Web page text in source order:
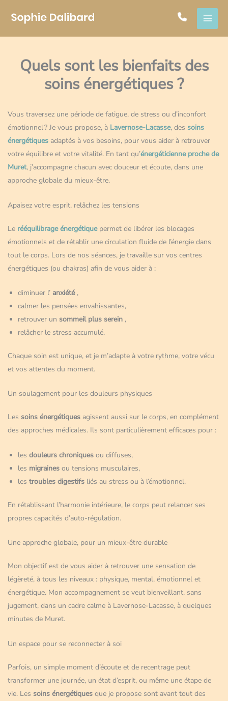
Quels sont les bienfaits des
soins énergétiques ?
Vous traversez une période de fatigue, de stress ou d’inconfort
émotionnel ? Je vous propose, à Lavernose-Lacasse, des soins
énergétiques adaptés à vos besoins, pour vous aider à retrouver
votre équilibre et votre vitalité. En tant qu’énergéticienne proche de
Muret, j’accompagne chacun avec douceur et écoute, dans une
approche globale du mieux-être.
Apaisez votre esprit, relâchez les tensions
Le rééquilibrage énergétiquepermet de libérer les blocages
émotionnels et de rétablir une circulation fluide de l’énergie dans
tout le corps. Lors de nos séances, je travaille sur vos centres
énergétiques (ou chakras) afin de vous aider à :
diminuer l’ anxiété ,
calmer les pensées envahissantes,
retrouver un sommeil plus serein ,
relâcher le stress accumulé.
Chaque soin est unique, et je m’adapte à votre rythme, votre vécu
et vos attentes du moment.
Un soulagement pour les douleurs physiques
Les soins énergétiques agissent aussi sur le corps, en complément
des approches médicales. Ils sont particulièrement efficaces pour :
les douleurs chroniques ou diffuses,
les migraines ou tensions musculaires,
les troubles digestifs liés au stress ou à l’émotionnel.
En rétablissant l’harmonie intérieure, le corps peut relancer ses
propres capacités d’auto-régulation.
Une approche globale, pour un mieux-être durable
Mon objectif est de vous aider à retrouver une sensation de
légèreté, à tous les niveaux : physique, mental, émotionnel et
énergétique. Mon accompagnement se veut bienveillant, sans
jugement, dans un cadre calme à Lavernose-Lacasse, à quelques
minutes de Muret.
Un espace pour se reconnecter à soi
Parfois, un simple moment d’écoute et de recentrage peut
transformer une journée, un état d’esprit, ou même une étape de
vie. Les soins énergétiques que je propose sont avant tout des